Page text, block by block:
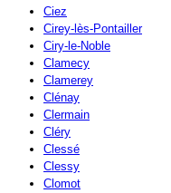
Ciez
Cirey-lès-Pontailler
Ciry-le-Noble
Clamecy
Clamerey
Clénay
Clermain
Cléry
Clessé
Clessy
Clomot